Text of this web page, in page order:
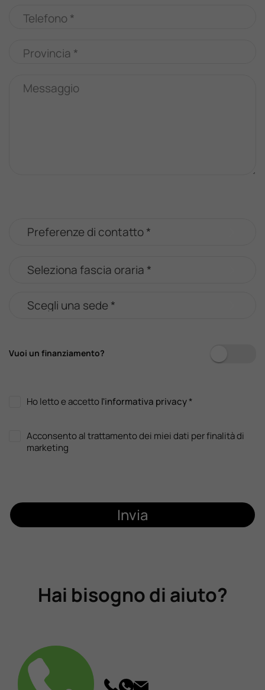
Telefono *
Provincia *
Messaggio
Vuoi un finanziamento?
Ho letto e accettol'informativa privacy*
Acconsento al trattamento dei miei dati per finalità di
marketing
Invia
Hai bisogno di aiuto?